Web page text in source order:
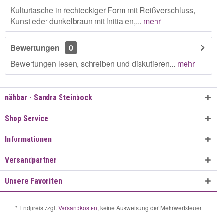
Kulturtasche in rechteckiger Form mit Reißverschluss,
Kunstleder dunkelbraun mit Initialen,... mehr
Bewertungen
0
Bewertungen lesen, schreiben und diskutieren... mehr
nähbar - Sandra Steinbock
Shop Service
Informationen
Versandpartner
Unsere Favoriten
* Endpreis zzgl. Versandkosten, keine Ausweisung der Mehrwertsteuer